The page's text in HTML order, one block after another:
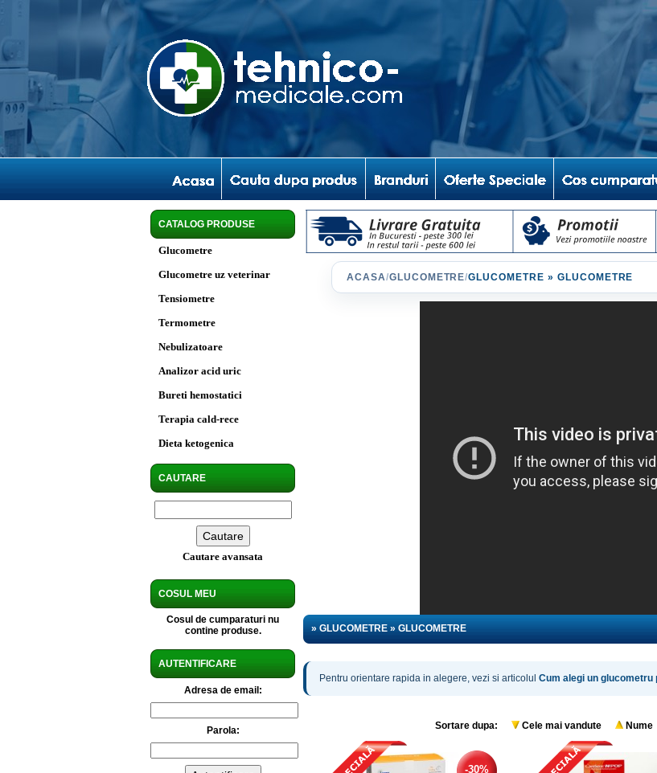
CATALOG PRODUSE
Glucometre
Glucometre uz veterinar
Tensiometre
Termometre
Nebulizatoare
Analizor acid uric
Bureti hemostatici
Terapia cald-rece
Dieta ketogenica
CAUTARE
Cautare avansata
COSUL MEU
Cosul de cumparaturi nu
contine produse.
AUTENTIFICARE
Adresa de email:
Parola:
ACASA/GLUCOMETRE/GLUCOMETRE » GLUCOMETRE
» GLUCOMETRE » GLUCOMETRE
Pentru orientare rapida in alegere, vezi si articolul Cum alegi un
Sortare dupa: Cele mai vandute Nume
-30%